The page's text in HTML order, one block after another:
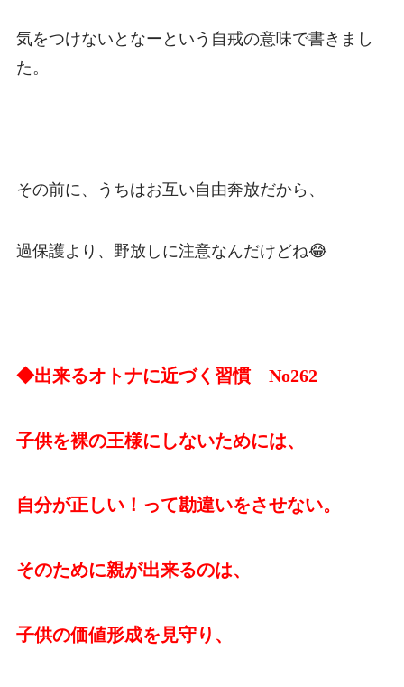
気をつけないとなーという自戒の意味で書きまし
た。
その前に、うちはお互い自由奔放だから、
過保護より、野放しに注意なんだけどね😂
◆出来るオトナに近づく習慣 No262
子供を裸の王様にしないためには、
自分が正しい！って勘違いをさせない。
そのために親が出来るのは、
子供の価値形成を見守り、